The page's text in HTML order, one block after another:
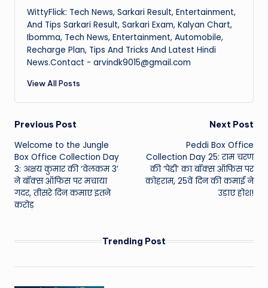
WittyFlick: Tech News, Sarkari Result, Entertainment,
And Tips Sarkari Result, Sarkari Exam, Kalyan Chart,
Ibomma, Tech News, Entertainment, Automobile,
Recharge Plan, Tips And Tricks And Latest Hindi
News.Contact - arvindk9015@gmail.com
View All Posts
Post
navigation
Previous Post
Welcome to the Jungle
Box Office Collection Day
3: अक्षय कुमार की ‘वेलकम 3’
ने बॉक्स ऑफिस पर मचाया
गदर, तीसरे दिन कमाए इतने
करोड़
Next Post
Peddi Box Office
Collection Day 25: राम चरण
की ‘पेद्दी’ का बॉक्स ऑफिस पर
कोहराम, 25वें दिन की कमाई ने
उड़ाए होश!
Trending Post